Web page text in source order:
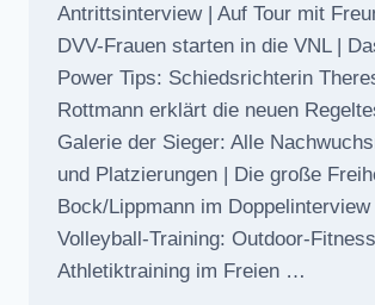
Antrittsinterview | Auf Tour mit
DVV-Frauen starten in die VNL |
Power Tips: Schiedsrichterin
Rottmann erklärt die neuen
Galerie der Sieger: Alle
und Platzierungen | Die große
Bock/Lippmann im Doppelinterview
Volleyball-Training: Outdoor-
Athletiktraining im Freien …